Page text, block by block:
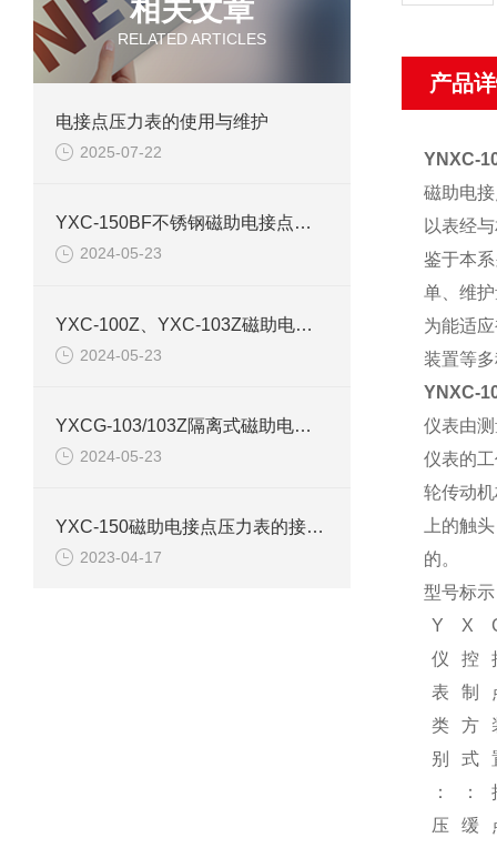
相关文章
RELATED ARTICLES
电接点压力表的使用与维护
2025-07-22
YXC-150BF不锈钢磁助电接点压力表产品介绍
2024-05-23
YXC-100Z、YXC-103Z磁助电接点压力表产品介绍
2024-05-23
YXCG-103/103Z隔离式磁助电接点压力表产品介绍
2024-05-23
YXC-150磁助电接点压力表的接线图和原理结构
2023-04-17
产品
YNXC-
磁助电
以表经
鉴于本
单、维
为能适
装置等
YNXC-
仪表由
仪表的
轮传动
上的触
的。
型号标示
Y
X
仪
表
类
别
：
压
控
制
方
式
：
缓